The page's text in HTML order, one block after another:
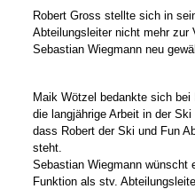
Robert Gross stellte sich in
Abteilungsleiter nicht mehr zur
Sebastian Wiegmann neu
Maik Wötzel bedankte sich
die langjährige Arbeit in der
dass Robert der Ski und Fun
steht.
Sebastian Wiegmann wünscht
Funktion als stv.